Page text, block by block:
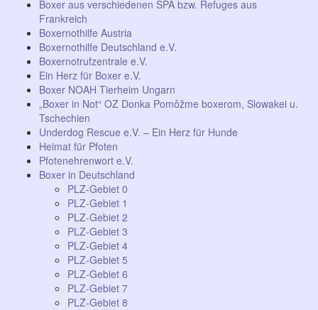
Boxer aus verschiedenen SPA bzw. Refuges aus
Frankreich
Boxernothilfe Austria
Boxernothilfe Deutschland e.V.
Boxernotrufzentrale e.V.
Ein Herz für Boxer e.V.
Boxer NOAH Tierheim Ungarn
„Boxer in Not“ OZ Donka Pomôžme boxerom, Slowakei u.
Tschechien
Underdog Rescue e.V. – Ein Herz für Hunde
Heimat für Pfoten
Pfotenehrenwort e.V.
Boxer in Deutschland
PLZ-Gebiet 0
PLZ-Gebiet 1
PLZ-Gebiet 2
PLZ-Gebiet 3
PLZ-Gebiet 4
PLZ-Gebiet 5
PLZ-Gebiet 6
PLZ-Gebiet 7
PLZ-Gebiet 8